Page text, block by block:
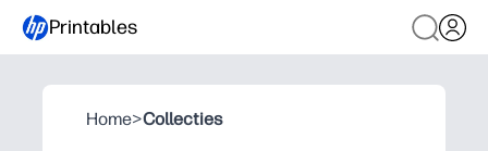
Printables
Home>Collecties